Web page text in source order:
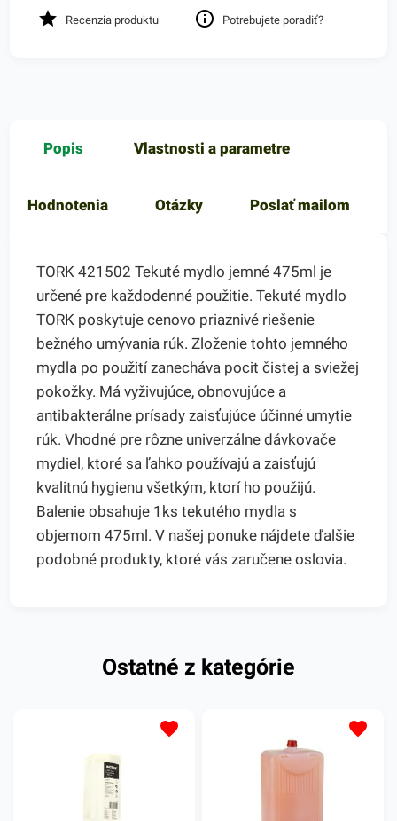
Recenzia produktu Potrebujete poradiť?
Popis Vlastnosti a parametre
Hodnotenia Otázky Poslať mailom
TORK 421502 Tekuté mydlo jemné 475ml je
určené pre každodenné použitie. Tekuté mydlo
TORK poskytuje cenovo priaznivé riešenie
bežného umývania rúk. Zloženie tohto jemného
mydla po použití zanecháva pocit čistej a sviežej
pokožky. Má vyživujúce, obnovujúce a
antibakterálne prísady zaisťujúce účinné umytie
rúk. Vhodné pre rôzne univerzálne dávkovače
mydiel, ktoré sa ľahko používajú a zaisťujú
kvalitnú hygienu všetkým, ktorí ho použijú.
Balenie obsahuje 1ks tekutého mydla s
objemom 475ml. V našej ponuke nájdete ďalšie
podobné produkty, ktoré vás zaručene oslovia.
Ostatné z kategórie